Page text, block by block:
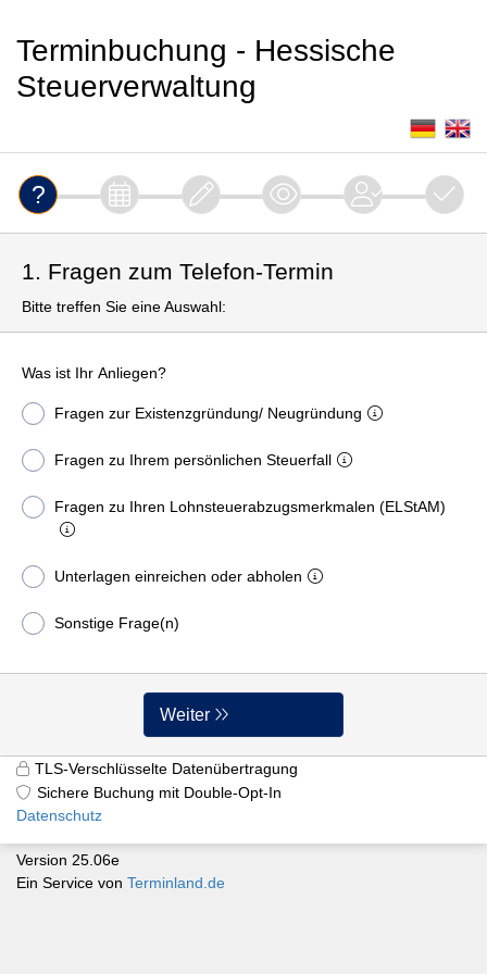
Terminbuchung - Hessische
Steuerverwaltung
1. Fragen zum Telefon-Termin
Bitte treffen Sie eine Auswahl:
Was ist Ihr Anliegen?
Fragen zur Existenzgründung/ Neugründung
Fragen zu Ihrem persönlichen Steuerfall
Fragen zu Ihren Lohnsteuerabzugsmerkmalen (ELStAM)
Unterlagen einreichen oder abholen
Sonstige Frage(n)
Weiter
TLS-Verschlüsselte Datenübertragung
Sichere Buchung mit Double-Opt-In
Datenschutz
Version 25.06e
Ein Service von Terminland.de